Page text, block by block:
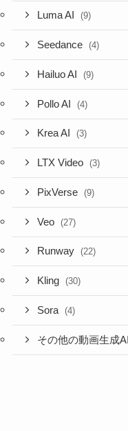
Luma AI (9)
Seedance (4)
Hailuo AI (9)
Pollo AI (4)
Krea AI (3)
LTX Video (3)
PixVerse (9)
Veo (27)
Runway (22)
Kling (30)
Sora (4)
その他の動画生成AI